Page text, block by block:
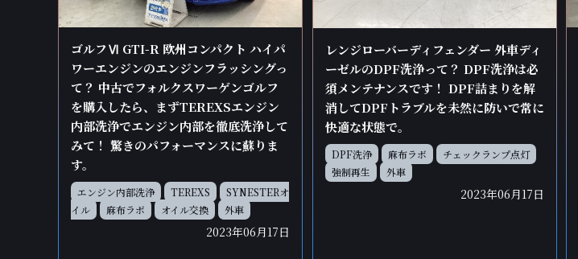
ゴルフⅥ GTI-R 欧州コンパクト ハイパ
ワーエンジンのエンジンフラッシングっ
て？ 中古でフォルクスワーゲンゴルフ
を購入したら、まずTEREXSエンジン
内部洗浄でエンジン内部を徹底洗浄して
みて！ 驚きのパフォーマンスに蘇りま
す。
エンジン内部洗浄 TEREXS
SYNESTERオ
イル
麻布ラボ オイル交換 外車
2023年06月17日
レンジローバーディフェンダー 外車ディ
ーゼルのDPF洗浄って？ DPF洗浄は必
須メンテナンスです！ DPF詰まりを解
消してDPFトラブルを未然に防いで常に
快適な状態で。
DPF洗浄 麻布ラボ
チェックランプ点灯
強制再生
外車
2023年06月17日